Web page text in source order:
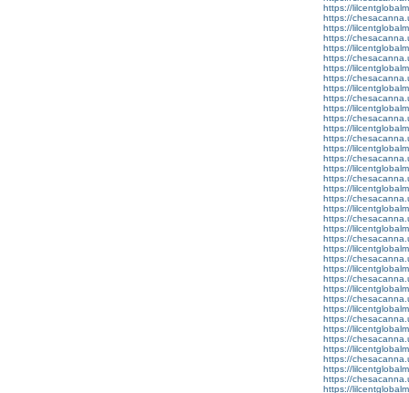
https://
https://
https://
https://
https://
https://
https://
https://
https://
https://
https://
https://
https://
https://
https://
https://
https://
https://
https://
https://
https://
https://
https://
https://
https://
https://
https://
https://
https://
https://
https://
https://
https://
https://
https://
https://
https://
https://
https://